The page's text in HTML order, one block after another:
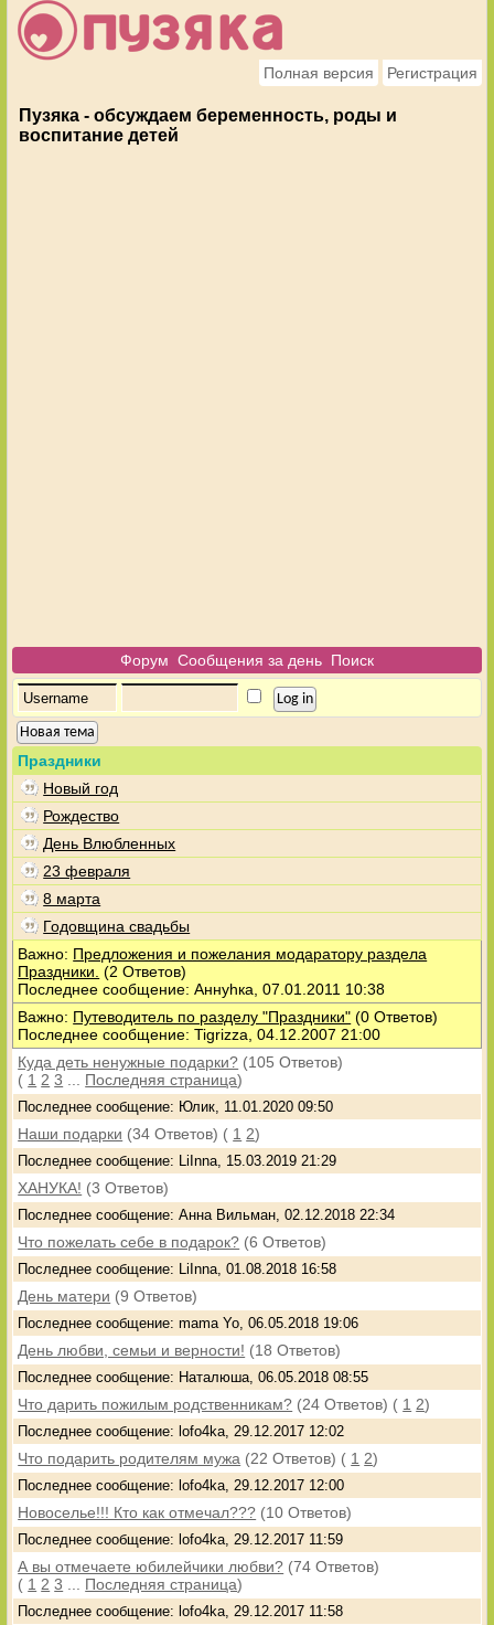
Полная версия Регистрация
Пузяка - обсуждаем беременность, роды и
воспитание детей
Форум Сообщения за день Поиск
Новая тема
Праздники
Новый год
Рождество
День Влюбленных
23 февраля
8 марта
Годовщина свадьбы
Важно: Предложения и пожелания модаратору раздела
Праздники. (2 Ответов)
Последнее сообщение: Аннуhка, 07.01.2011 10:38
Важно: Путеводитель по разделу "Праздники" (0 Ответов)
Последнее сообщение: Tigrizza, 04.12.2007 21:00
Куда деть ненужные подарки? (105 Ответов)
( 1 2 3 Последняя страница)
Последнее сообщение: Юлик, 11.01.2020 09:50
Наши подарки (34 Ответов) ( 1 2)
Последнее сообщение: LiInna, 15.03.2019 21:29
ХАНУКА! (3 Ответов)
Последнее сообщение: Анна Вильман, 02.12.2018 22:34
Что пожелать себе в подарок? (6 Ответов)
Последнее сообщение: LiInna, 01.08.2018 16:58
День матери (9 Ответов)
Последнее сообщение: mama Yo, 06.05.2018 19:06
День любви, семьи и верности! (18 Ответов)
Последнее сообщение: Наталюша, 06.05.2018 08:55
Что дарить пожилым родственникам? (24 Ответов) ( 1 2)
Последнее сообщение: lofo4ka, 29.12.2017 12:02
Что подарить родителям мужа (22 Ответов) ( 1 2)
Последнее сообщение: lofo4ka, 29.12.2017 12:00
Новоселье!!! Кто как отмечал??? (10 Ответов)
Последнее сообщение: lofo4ka, 29.12.2017 11:59
А вы отмечаете юбилейчики любви? (74 Ответов)
( 1 2 3 Последняя страница)
Последнее сообщение: lofo4ka, 29.12.2017 11:58